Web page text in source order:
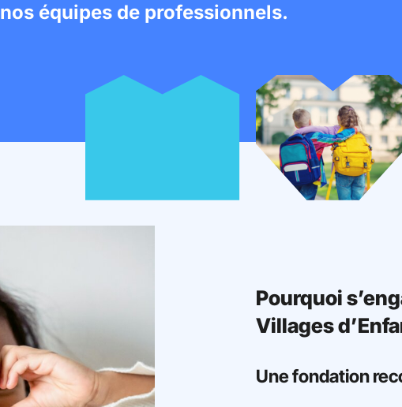
nos équipes de professionnels.
Pourquoi
Villages
Une fondation